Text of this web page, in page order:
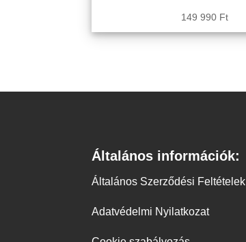
149 990 Ft
Általános információk:
Általános Szerződési Feltételek
Adatvédelmi Nyilatkozat